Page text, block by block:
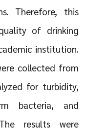
Therefore, this
of drinking
institution.
collected from
for turbidity,
bacteria, and
results were